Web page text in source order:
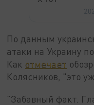
По данным
атаки на Украину
Как отмечает
Колясников, "это
"Забавный факт.